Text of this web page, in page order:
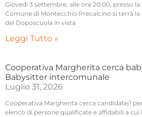
Giovedì 3 settembre, alle ore 20:00, presso la
Comune di Montecchio Precalcino si terrà la
del Doposcuola in vista
Leggi Tutto »
Cooperativa Margherita cerca
Babysitter intercomunale
Luglio 31, 2026
Cooperativa Margherita cerca candidate/i
elenco di persone qualificate e affidabili a